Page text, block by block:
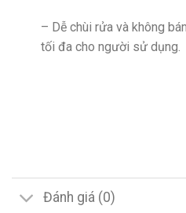
– Dễ chùi rửa và không
tối đa cho người sử dụng.
Đánh giá (0)